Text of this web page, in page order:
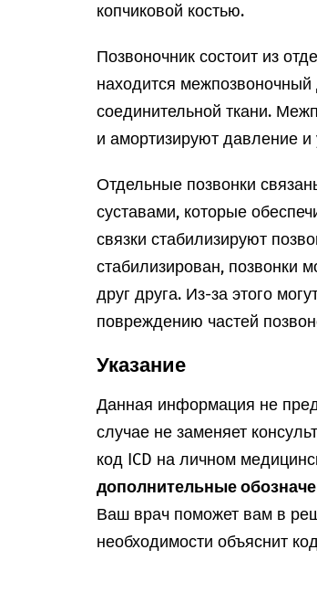
копчиковой костью.
Позвоночник состоит из
находится межпозвоночный
соединительной ткани.
и амортизируют давление и
Отдельные позвонки
суставами, которые
связки стабилизируют
стабилизирован, позвонки
друг друга. Из-за этого
повреждению частей
Указание
Данная информация не
случае не заменяет
код ICD на личном
дополнительные
Ваш врач поможет вам в
необходимости объяснит